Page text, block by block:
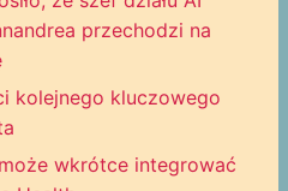
przechodzi na
kolejnego kluczowego
wkrótce integrować